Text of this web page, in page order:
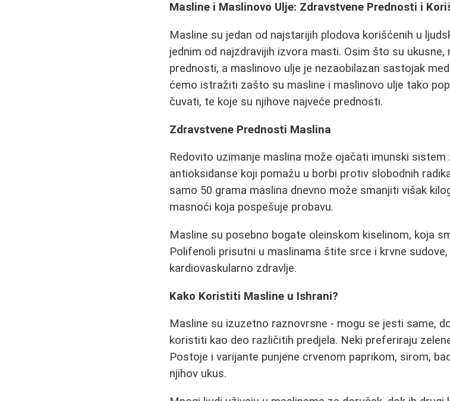
Masline i Maslinovo Ulje: Zdravstvene Prednosti i
Masline su jedan od najstarijih plodova korišćenih u
jednim od najzdravijih izvora masti. Osim što su
prednosti, a maslinovo ulje je nezaobilazan sastojak
ćemo istražiti zašto su masline i maslinovo ulje tako
čuvati, te koje su njihove najveće prednosti.
Zdravstvene Prednosti Maslina
Redovito uzimanje maslina može ojačati imunski sistem
antioksidanse koji pomažu u borbi protiv slobodnih
samo 50 grama maslina dnevno može smanjiti višak
masnoći koja pospešuje probavu.
Masline su posebno bogate oleinskom kiselinom, koja
Polifenoli prisutni u maslinama štite srce i krvne
kardiovaskularno zdravlje.
Kako Koristiti Masline u Ishrani?
Masline su izuzetno raznovrsne - mogu se jesti same,
koristiti kao deo različitih predjela. Neki preferiraju
Postoje i varijante punjene crvenom paprikom, sirom,
njihov ukus.